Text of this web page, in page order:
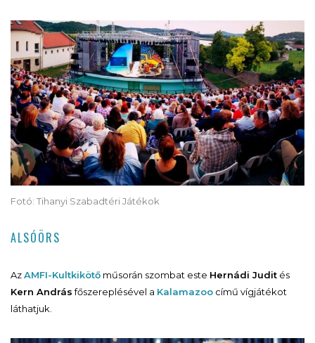
Fotó: Tihanyi Szabadtéri Játékok
ALSÓÖRS
AzAMFI-Kultkikötő műsorán szombat este Hernádi Judit és
Kern Andrásfőszereplésével a Kalamazoo című vígjátékot
láthatjuk.